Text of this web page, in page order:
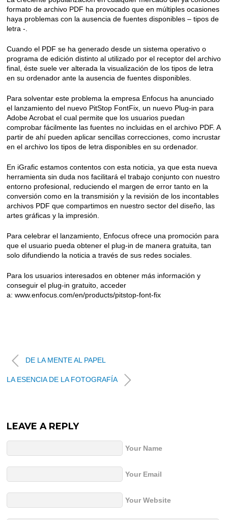
formato de archivo PDF ha provocado que en múltiples ocasiones
haya problemas con la ausencia de fuentes disponibles – tipos de
letra -.
Cuando el PDF se ha generado desde un sistema operativo o
programa de edición distinto al utilizado por el receptor del archivo
final, éste suele ver alterada la visualización de los tipos de letra
en su ordenador ante la ausencia de fuentes disponibles.
Para solventar este problema la empresa Enfocus ha anunciado
el lanzamiento del nuevo PitStop FontFix, un nuevo Plug-in para
Adobe Acrobat el cual permite que los usuarios puedan
comprobar fácilmente las fuentes no incluidas en el archivo PDF. A
partir de ahí pueden aplicar sencillas correcciones, como incrustar
en el archivo los tipos de letra disponibles en su ordenador.
En iGrafic estamos contentos con esta noticia, ya que esta nueva
herramienta sin duda nos facilitará el trabajo conjunto con nuestro
entorno profesional, reduciendo el margen de error tanto en la
conversión como en la transmisión y la revisión de los incontables
archivos PDF que compartimos en nuestro sector del diseño, las
artes gráficas y la impresión.
Para celebrar el lanzamiento, Enfocus ofrece una promoción para
que el usuario pueda obtener el plug-in de manera gratuita, tan
solo difundiendo la noticia a través de sus redes sociales.
Para los usuarios interesados en obtener más información y
conseguir el plug-in gratuito, acceder
a:www.enfocus.com/en/products/pitstop-font-fix
DE LA MENTE AL PAPEL
LA ESENCIA DE LA FOTOGRAFÍA
LEAVE A REPLY
Your Name
Your Email
Your Website